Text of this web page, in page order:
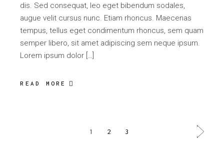
dis. Sed consequat, leo eget bibendum sodales,
augue velit cursus nunc. Etiam rhoncus. Maecenas
tempus, tellus eget condimentum rhoncus, sem quam
semper libero, sit amet adipiscing sem neque ipsum.
Lorem ipsum dolor […]
READ MORE
1 2 3